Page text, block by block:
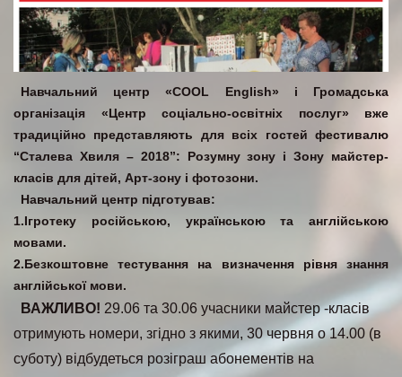
Навчальний центр «COOL English» і Громадська
організація «Центр соціально-освітніх послуг» вже
традиційно представляють для всіх гостей фестивалю
“Сталева Хвиля – 2018”: Розумну зону і Зону майстер-
класів для дітей, Арт-зону і фотозони.
Навчальний центр підготував:
1.Ігротеку російською, українською та англійською
мовами.
2.Безкоштовне тестування на визначення рівня знання
англійської мови.
ВАЖЛИВО! 29.06 та 30.06 учасники майстер -класів
отримують номери, згідно з якими, 30 червня о 14.00 (в
суботу) відбудеться розіграш абонементів на